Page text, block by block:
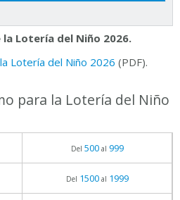
Lotería del Niño 2026.
Lotería del Niño 2026 (PDF).
para la Lotería del Niño
Del 500al 999
Del 1500al 1999